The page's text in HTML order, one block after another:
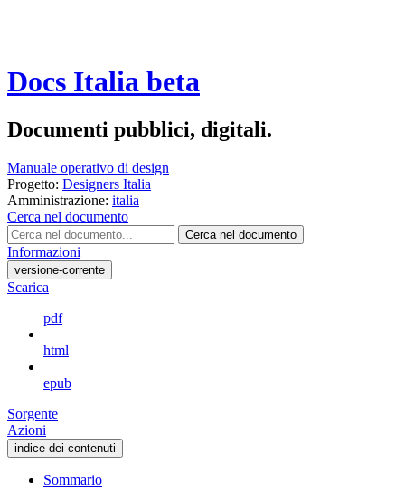
Docs Italia beta
Documenti pubblici, digitali.
Manuale operativo di design
Progetto: Designers Italia
Amministrazione: italia
Cerca nel documento
Cerca nel documento
Informazioni
versione-corrente
Scarica
pdf
html
epub
Sorgente
Azioni
indice dei contenuti
Sommario